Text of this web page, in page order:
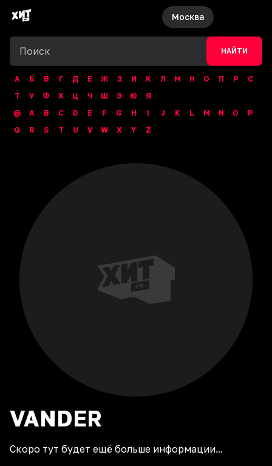
Москва
НАЙТИ
А Б В Г Д Е Ж З И К Л М Н О П Р
С
Т
У Ф Х Ц Ч Ш Э Ю
Я
@
A B C D E F G H I J K L M N O
P
Q
R S T U V W X Y Z
VANDER
Скоро тут будет ещё больше информации...